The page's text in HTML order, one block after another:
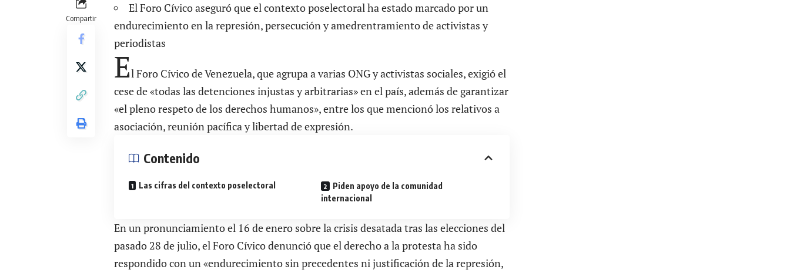
Compartir
El Foro Cívico aseguró que el contexto poselectoral ha estado marcado por un
endurecimiento en la represión, persecución y amedrentramiento de activistas y
periodistas
El Foro Cívico de Venezuela, que agrupa a varias ONG y activistas sociales, exigió el
cese de «todas las detenciones injustas y arbitrarias» en el país, además de garantizar
«el pleno respeto de los derechos humanos», entre los que mencionó los relativos a
asociación, reunión pacífica y libertad de expresión.
Contenido
Las cifras del contexto poselectoral
Piden apoyo de la comunidad
internacional
En un pronunciamiento el 16 de enero sobre la crisis desatada tras las elecciones del
pasado 28 de julio, el Foro Cívico denunció que el derecho a la protesta ha sido
respondido con un «endurecimiento sin precedentes ni justificación de la represión,